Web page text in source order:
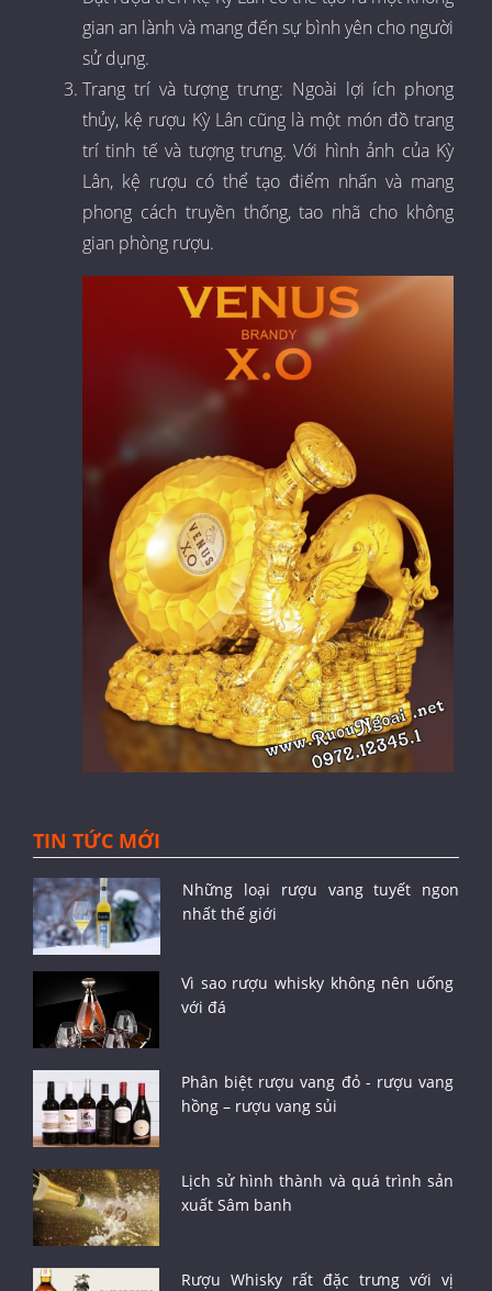
gian an lành và mang đến sự bình yên cho người
sử dụng.
Trang trí và tượng trưng: Ngoài lợi ích phong
thủy, kệ rượu Kỳ Lân cũng là một món đồ trang
trí tinh tế và tượng trưng. Với hình ảnh của Kỳ
Lân, kệ rượu có thể tạo điểm nhấn và mang
phong cách truyền thống, tao nhã cho không
gian phòng rượu.
TIN TỨC MỚI
Những loại rượu vang tuyết ngon
nhất thế giới
Vì sao rượu whisky không nên uống
với đá
Phân biệt rượu vang đỏ - rượu vang
hồng – rượu vang sủi
Lịch sử hình thành và quá trình sản
xuất Sâm banh
Rượu Whisky rất đặc trưng với vị